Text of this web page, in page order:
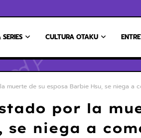
CULTURA OTAKU
muerte de su esposa Barbie Hsu, se niega a
por la
se niega a